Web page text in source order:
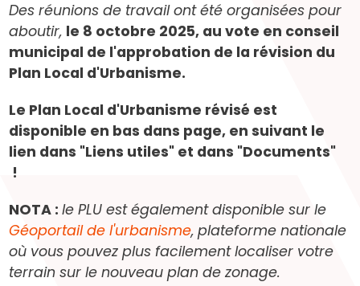
Des réunions de travail ont été organisées pour
aboutir, le 8 octobre 2025, au vote en conseil
municipal de l'approbation de la révision du
Plan Local d'Urbanisme.
Le Plan Local d'Urbanisme révisé est
disponible en bas dans page, en suivant le
lien dans "Liens utiles" et dans "Documents"
!
NOTA :le PLU est également disponible sur le
Géoportail de l'urbanisme, plateforme nationale
où vous pouvez plus facilement localiser votre
terrain sur le nouveau plan de zonage.